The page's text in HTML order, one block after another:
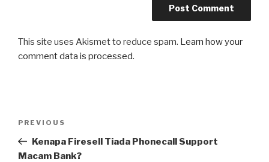
This site uses Akismet to reduce spam. Learn how your
comment data is processed.
Previous
Post
PREVIOUS
Kenapa Firesell Tiada Phonecall Support
Macam Bank?